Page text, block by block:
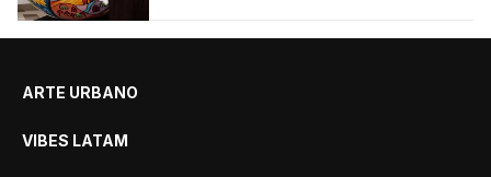
ARTE URBANO
VIBES LATAM